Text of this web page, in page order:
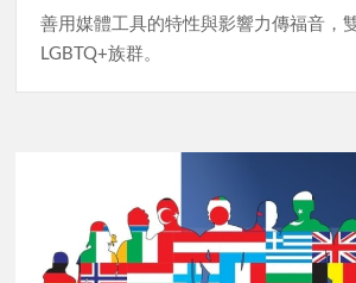
善用媒體工具的特性與影響力傳福音，
LGBTQ+族群。